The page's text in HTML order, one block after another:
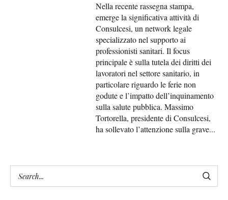
Nella recente rassegna stampa,
emerge la significativa attività di
Consulcesi, un network legale
specializzato nel supporto ai
professionisti sanitari. Il focus
principale è sulla tutela dei diritti dei
lavoratori nel settore sanitario, in
particolare riguardo le ferie non
godute e l’impatto dell’inquinamento
sulla salute pubblica. Massimo
Tortorella, presidente di Consulcesi,
ha sollevato l’attenzione sulla grave...